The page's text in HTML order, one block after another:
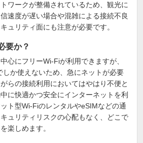
ワークが整備されているため、観光に
速度が遅い場合や混雑による接続不良
ュリティ面にも注意が必要です。
要か？
心にフリーWi-Fiが利用できますが、
しか使えないため、急にネットが必要
らの接続利用においてはやはり不便と
に快適かつ安全にインターネットを利
ト型Wi-FiのレンタルやeSIMなどの通
ュリティリスクの心配もなく、どこで
楽しめます。